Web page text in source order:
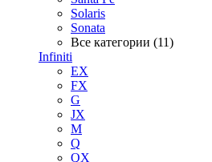
Solaris
Sonata
Все категории (11)
Infiniti
EX
FX
G
JX
M
Q
QX